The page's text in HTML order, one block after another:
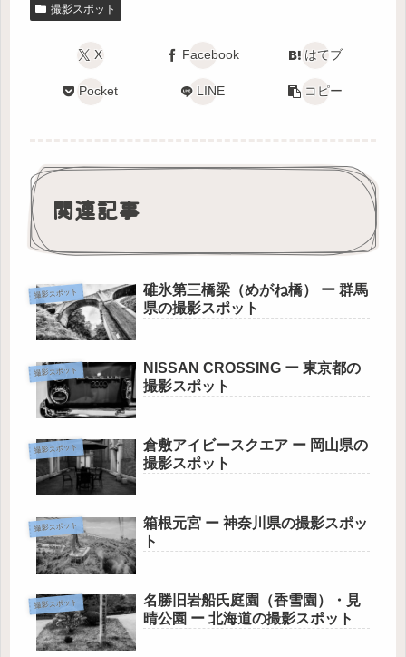
撮影スポット
X Facebook はてブ
Pocket LINE コピー
関連記事
撮影スポット
碓氷第三橋梁（めがね橋） ー 群馬
県の撮影スポット
撮影スポット
NISSAN CROSSING ー 東京都の
撮影スポット
撮影スポット
倉敷アイビースクエア ー 岡山県の
撮影スポット
撮影スポット
箱根元宮 ー 神奈川県の撮影スポッ
ト
撮影スポット
名勝旧岩船氏庭園（香雪園）・見
晴公園 ー 北海道の撮影スポット